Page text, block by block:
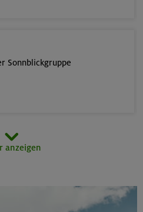
Sonnblickgruppe
anzeigen